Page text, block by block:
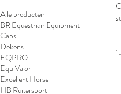
Alle producten
BR Equestrian Equipment
Caps
Dekens
EQPRO
EquiValor
Excellent Horse
HB Ruitersport